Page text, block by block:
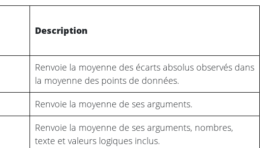
Description
Renvoie la moyenne des écarts absolus observés dans
la moyenne des points de données.
Renvoie la moyenne de ses arguments.
Renvoie la moyenne de ses arguments, nombres,
texte et valeurs logiques inclus.